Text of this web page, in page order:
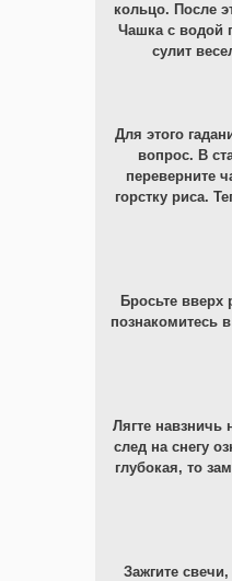
кольцо. После
Чашка с водой
сулит
Для этого
вопрос. В
переверните
горстку риса.
Бросьте вверх
познакомитесь
Лягте навзничь
след на снегу
глубокая, то
Зажгите